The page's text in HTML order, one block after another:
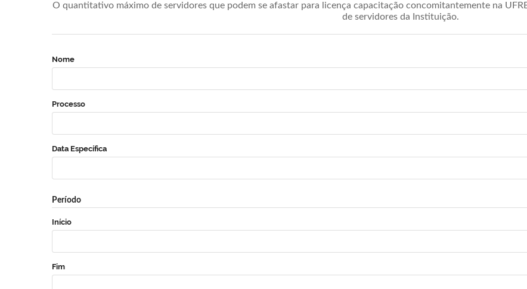
O quantitativo máximo de servidores que podem se afastar para licença capacitação concomitantemente na
de servidores da Instituição.
Nome
Processo
Data Específica
Período
Início
Fim